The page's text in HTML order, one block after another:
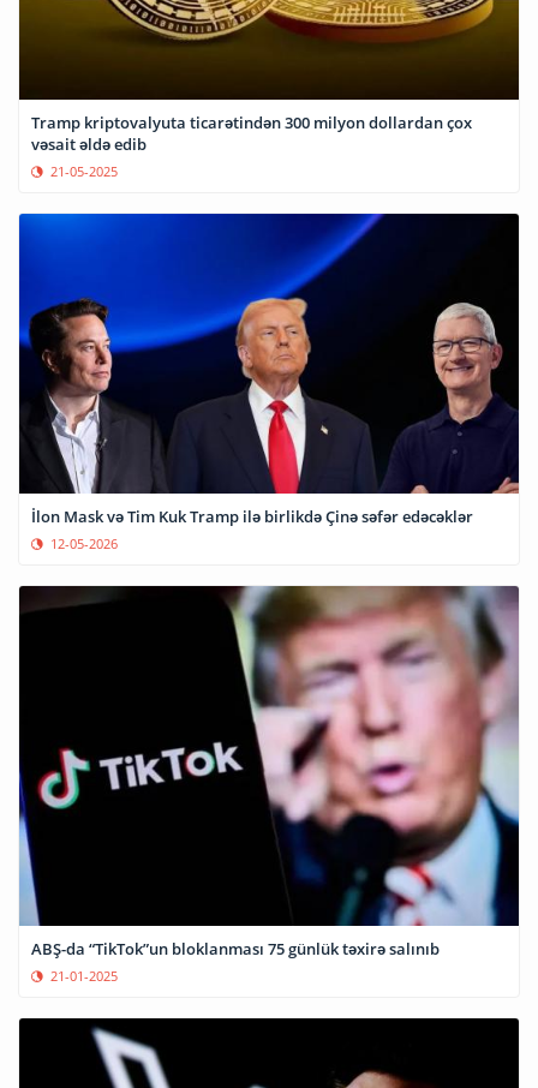
Tramp kriptovalyuta ticarətindən 300 milyon dollardan çox
vəsait əldə edib
21-05-2025
İlon Mask və Tim Kuk Tramp ilə birlikdə Çinə səfər edəcəklər
12-05-2026
ABŞ-da “TikTok”un bloklanması 75 günlük təxirə salınıb
21-01-2025